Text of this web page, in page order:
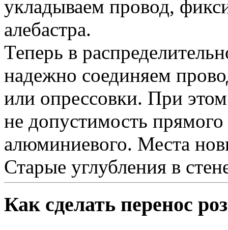
укладываем провод,
алебастра.
Теперь в
надежно соединяем
или опрессовки. При
не допустимость
алюминиевого. Места
Старые углубления в
Как сделать перенос